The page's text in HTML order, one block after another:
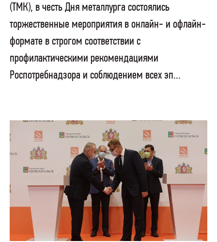
(ТМК), в честь Дня металлурга состоялись
торжественные мероприятия в онлайн- и офлайн-
формате в строгом соответствии с
профилактическими рекомендациями
Роспотребнадзора и соблюдением всех эп...